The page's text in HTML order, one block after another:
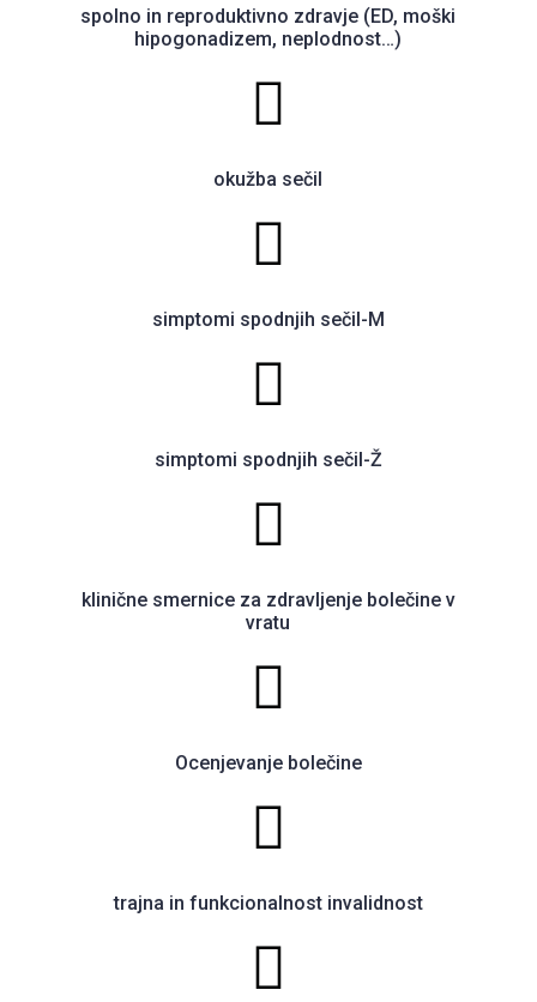
spolno in reproduktivno zdravje (ED, moški
hipogonadizem, neplodnost…)
okužba sečil
simptomi spodnjih sečil-M
simptomi spodnjih sečil-Ž
klinične smernice za zdravljenje bolečine v
vratu
Ocenjevanje bolečine
trajna in funkcionalnost invalidnost